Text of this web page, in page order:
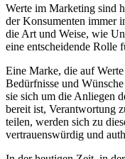
Werte im Marketing sind
der Konsumenten immer
die Art und Weise, wie
eine entscheidende Rolle
Eine Marke, die auf
Bedürfnisse und
sie sich um die Anliegen
bereit ist, Verantwortung
teilen, werden sich zu
vertrauenswürdig und